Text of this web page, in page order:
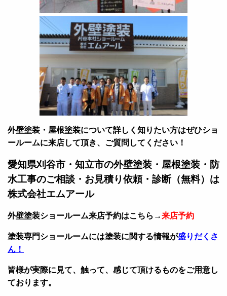
外壁塗装・屋根塗装について詳しく知りたい方はぜひショ
ールームに来店して頂き、ご質問してください！
愛知県刈谷市・知立市の外壁塗装・屋根塗装・防
水工事のご相談・お見積り依頼・診断（無料）は
株式会社エムアール
外壁塗装ショールーム来店予約はこちら→来店予約
塗装専門ショールームには塗装に関する情報が盛りだくさ
ん！
皆様が実際に見て、触って、感じて頂けるものをご用意し
ております。